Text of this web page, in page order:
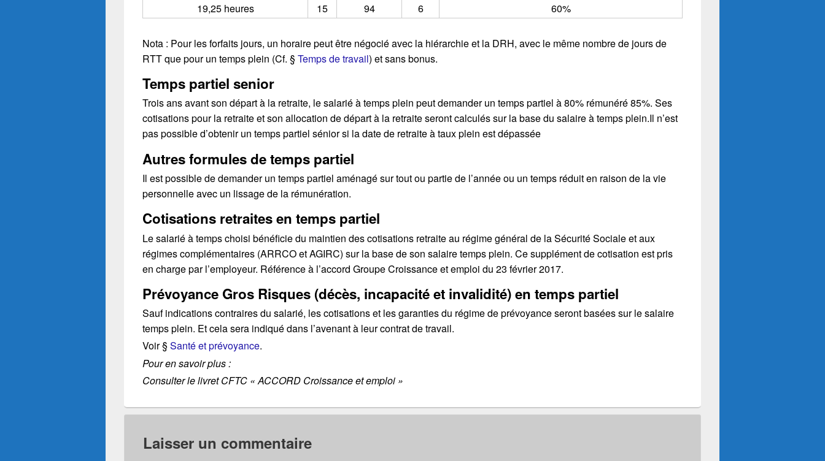
19,25 heures
15 94 6 60%
Nota : Pour les forfaits jours, un horaire peut être négocié avec la hiérarchie et la DRH, avec le même nombre de jours de
RTT que pour un temps plein (Cf. § Temps de travail) et sans bonus.
Temps partiel senior
Trois ans avant son départ à la retraite, le salarié à temps plein peut demander un temps partiel à 80% rémunéré 85%. Ses
cotisations pour la retraite et son allocation de départ à la retraite seront calculés sur la base du salaire à temps plein.Il n’est
pas possible d’obtenir un temps partiel sénior si la date de retraite à taux plein est dépassée
Autres formules de temps partiel
Il est possible de demander un temps partiel aménagé sur tout ou partie de l’année ou un temps réduit en raison de la vie
personnelle avec un lissage de la rémunération.
Cotisations retraites en temps partiel
Le salarié à temps choisi bénéficie du maintien des cotisations retraite au régime général de la Sécurité Sociale et aux
régimes complémentaires (ARRCO et AGIRC) sur la base de son salaire temps plein. Ce supplément de cotisation est pris
en charge par l’employeur. Référence à l’accord Groupe Croissance et emploi du 23 février 2017.
Prévoyance Gros Risques (décès, incapacité et invalidité) en temps partiel
Sauf indications contraires du salarié, les cotisations et les garanties du régime de prévoyance seront basées sur le salaire
temps plein. Et cela sera indiqué dans l’avenant à leur contrat de travail.
Voir § Santé et prévoyance.
Pour en savoir plus :
Consulter le livret CFTC « ACCORD Croissance et emploi »
Laisser un commentaire